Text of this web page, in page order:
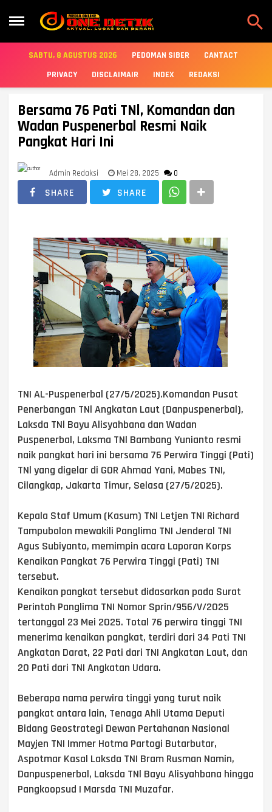

SABTU, 8 AGUSTUS 2026 PEDOMAN SIBER
CANTACT
PRIVACY
DISCLAIMAIR INDEX REDAKSI
Bersama 76 Pati TNl, Komandan dan
Wadan Puspenerbal Resmi Naik
Pangkat Hari Ini
Admin Redaksi Mei 28, 2025 0
SHARE SHARE
TNI AL-Puspenerbal (27/5/2025).Komandan Pusat
Penerbangan TNl Angkatan Laut (Danpuspenerbal),
Laksda TNl Bayu Alisyahbana dan Wadan
Puspenerbal, Laksma TNl Bambang Yunianto resmi
naik pangkat hari ini bersama 76 Perwira Tinggi (Pati)
TNl yang digelar di GOR Ahmad Yani, Mabes TNI,
Cilangkap, Jakarta Timur, Selasa (27/5/2025).
Kepala Staf Umum (Kasum) TNI Letjen TNI Richard
Tampubolon mewakili Panglima TNI Jenderal TNI
Agus Subiyanto, memimpin acara Laporan Korps
Kenaikan Pangkat 76 Perwira Tinggi (Pati) TNI
tersebut.
Kenaikan pangkat tersebut didasarkan pada Surat
Perintah Panglima TNI Nomor Sprin/956/V/2025
tertanggal 23 Mei 2025. Total 76 perwira tinggi TNI
menerima kenaikan pangkat, terdiri dari 34 Pati TNI
Angkatan Darat, 22 Pati dari TNI Angkatan Laut, dan
20 Pati dari TNI Angkatan Udara.
Beberapa nama perwira tinggi yang turut naik
pangkat antara lain, Tenaga Ahli Utama Deputi
Bidang Geostrategi Dewan Pertahanan Nasional
Mayjen TNI Immer Hotma Partogi Butarbutar,
Aspotmar Kasal Laksda TNI Bram Rusman Namin,
Danpuspenerbal, Laksda TNl Bayu Alisyahbana hingga
Pangkoopsud I Marsda TNI Muzafar.